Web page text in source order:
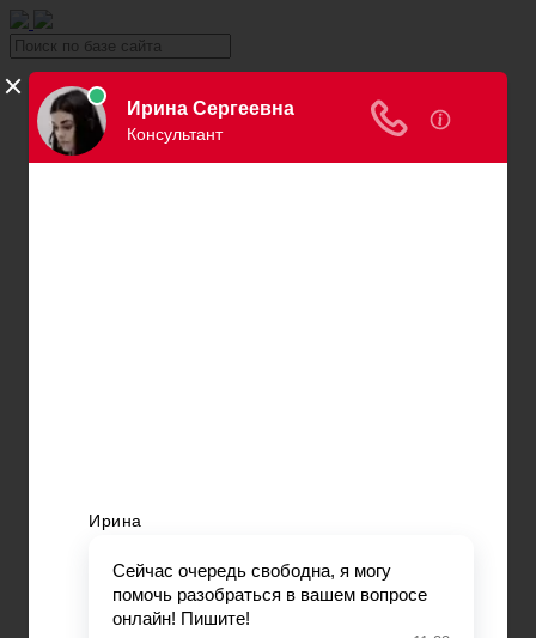
Уголовка
Уголовный юрист
Вина в уголовном праве
Регистрационные ограничения
Прекращение и снятие с учета автомобиля
Номера на машину
ДТП